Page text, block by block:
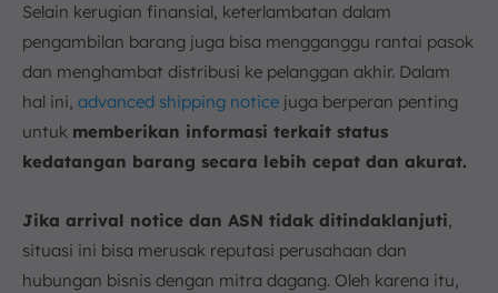
Selain kerugian finansial, keterlambatan dalam
pengambilan barang juga bisa mengganggu rantai pasok
dan menghambat distribusi ke pelanggan akhir. Dalam
hal ini, advanced shipping notice juga berperan penting
untuk memberikan informasi terkait status
kedatangan barang secara lebih cepat dan akurat.
Jika arrival notice dan ASN tidak ditindaklanjuti,
situasi ini bisa merusak reputasi perusahaan dan
hubungan bisnis dengan mitra dagang. Oleh karena itu,